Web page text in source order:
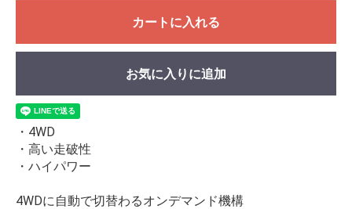
カートに入れる
お気に入りに追加
・4WD
・高い走破性
・ハイパワー
4WDに自動で切替わるオンデマンド機構